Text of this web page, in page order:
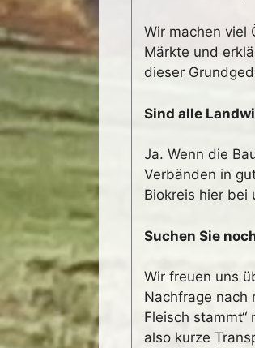
Wir machen viel
Märkte und
dieser
Sind alle
Ja. Wenn die
Verbänden in
Biokreis hier bei
Suchen Sie
Wir freuen uns
Nachfrage nach
Fleisch
also kurze